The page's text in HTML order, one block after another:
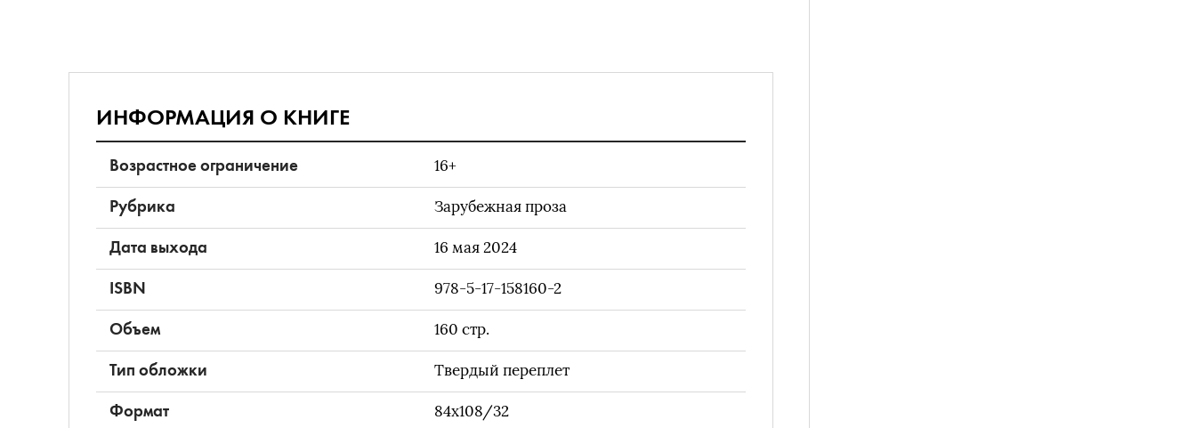
ИНФОРМАЦИЯ О КНИГЕ
Возрастное ограничение 16+
Рубрика Зарубежная проза
Дата выхода 16 мая 2024
ISBN 978-5-17-158160-2
Объем 160 стр.
Тип обложки Твердый переплет
Формат 84х108/32